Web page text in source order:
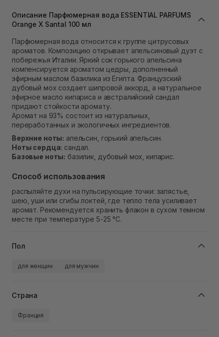
Самовывоз г. Львов ул. Степана Бандеры 43
Нет в наличии!
Нет в наличии!
Самовывоз г. Ровно, ул. Кулика и Гудачека 23 (ТЦ
Экватор)
В наличии
Описание Парфюмерная вода ESSENTIAL PARFUMS
Orange X Santal 100 мл
Парфюмерная вода относится к группе цитрусовых
ароматов. Композицию открывает апельсиновый дуэт с
побережья Италии. Яркий сок горького апельсина
компенсируется ароматом цедры, дополненный
эфирным маслом базилика из Египта. Французский
дубовый мох создает шипровой аккорд, а натуральное
эфирное масло кипариса и австралийский сандал
придают стойкости аромату.
Аромат на 93% состоит из натуральных,
переработанных и экологичных ингредиентов.
Верхние ноты: апельсин, горький апельсин.
Ноты сердца: сандал.
Базовые ноты: базилик, дубовый мох, кипарис.
Способ использования
распыляйте духи на пульсирующие точки: запястье,
шею, уши или сгибы локтей, где тепло тела усиливает
аромат. Рекомендуется хранить флакон в сухом темном
месте при температуре 5-25 °C.
Пол
для женщин для мужчин
Страна
Франция